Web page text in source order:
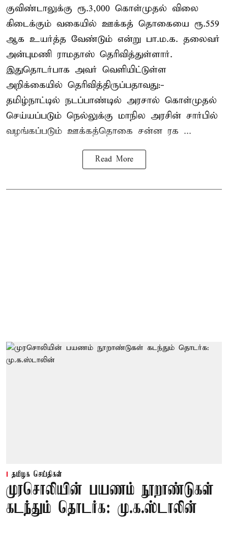
குவிண்டாலுக்கு ரூ.3,000 கொள்முதல் விலை
கிடைக்கும் வகையில் ஊக்கத் தொகையை ரூ.559
ஆக உயர்த்த வேண்டும் என்று பா.ம.க. தலைவர்
அன்புமணி ராமதாஸ் தெரிவித்துள்ளார்.
இதுதொடர்பாக அவர் வெளியிட்டுள்ள
அறிக்கையில் தெரிவித்திருப்பதாவது:-
தமிழ்நாட்டில் நடப்பாண்டில் அரசால் கொள்முதல்
செய்யப்படும் நெல்லுக்கு மாநில அரசின் சார்பில்
வழங்கப்படும் ஊக்கத்தொகை சன்ன ரக ...
Read More
தமிழக செய்திகள்
முரசொலியின் பயணம் நூறாண்டுகள்
கடந்தும் தொடர்க: மு.க.ஸ்டாலின்